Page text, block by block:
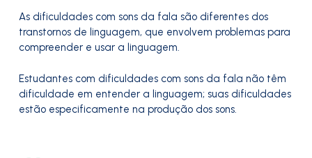
As dificuldades com sons da fala são diferentes dos
transtornos de linguagem, que envolvem problemas para
compreender e usar a linguagem.
Estudantes com dificuldades com sons da fala não têm
dificuldade em entender a linguagem; suas dificuldades
estão especificamente na produção dos sons.